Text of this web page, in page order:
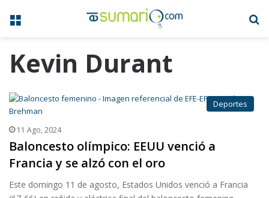
Menú
Kevin Durant
Deportes
11 Ago, 2024
Baloncesto olímpico: EEUU venció a
Francia y se alzó con el oro
Este domingo 11 de agosto, Estados Unidos venció a Francia